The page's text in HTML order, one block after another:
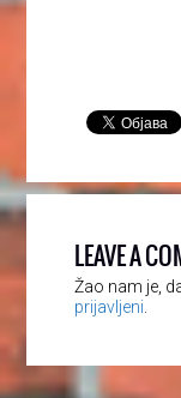
LEAVE A
Žao nam je,
prijavljeni.